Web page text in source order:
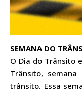
SEMANA DO
O Dia do Trânsito
Trânsito,
trânsito. Essa